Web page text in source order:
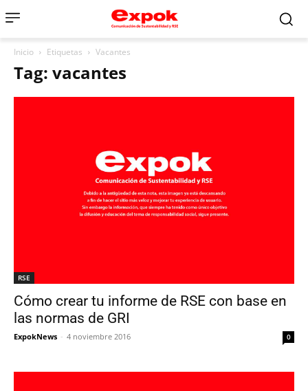
Inicio Etiquetas Vacantes
Tag: vacantes
RSE
Cómo crear tu informe de RSE con base en
las normas de GRI
ExpokNews - 4 noviembre 2016 0